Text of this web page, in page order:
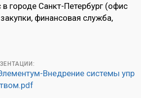
городе Санкт-Петербург (офис
финансовая служба,
Внедрение системы упр